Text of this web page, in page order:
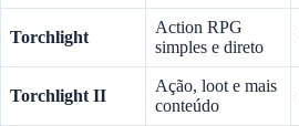
Torchlight
Action RPG
simples e direto
Torchlight II
Ação, loot e mais
conteúdo